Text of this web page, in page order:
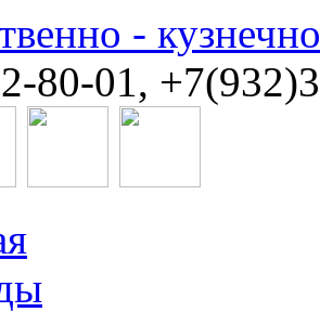
-
80-01,